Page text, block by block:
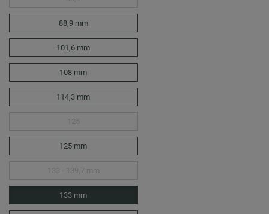
88,9 mm
101,6 mm
108 mm
114,3 mm
125 mm
133 mm